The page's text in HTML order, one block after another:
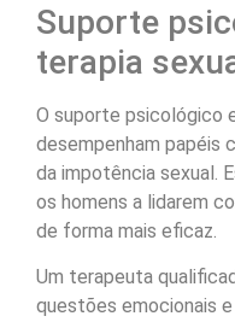
Suporte
terapia
O suporte psicológico
desempenham papéis
da impotência sexual.
os homens a lidarem
de forma mais eficaz.
Um terapeuta
questões emocionais